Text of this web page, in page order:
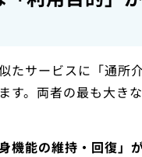
たサービスに「通所
す。両者の最も大き
機能の維持・回復」